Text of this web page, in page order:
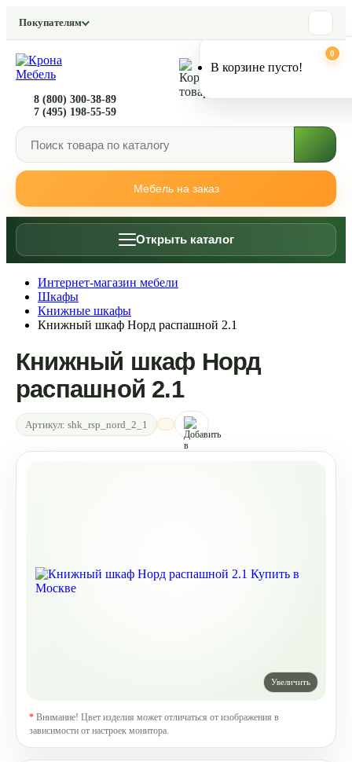
Покупателям
Мебель на заказ
8 (800) 300-38-89
7 (495) 198-55-59
0
В корзине пусто!
Открыть каталог
Интернет-магазин мебели
Шкафы
Книжные шкафы
Книжный шкаф Норд распашной 2.1
Книжный шкаф Норд
распашной 2.1
Артикул: shk_rsp_nord_2_1
* Внимание! Цвет изделия может отличаться от изображения в
зависимости от настроек монитора.